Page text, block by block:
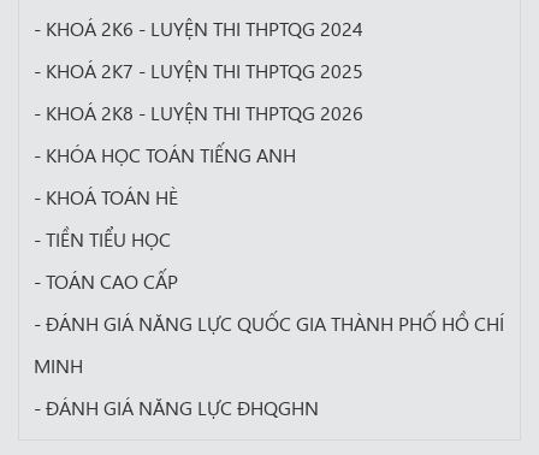
- KHOÁ 2K6 - LUYỆN THI THPTQG 2024
- KHOÁ 2K7 - LUYỆN THI THPTQG 2025
- KHOÁ 2K8 - LUYỆN THI THPTQG 2026
- KHÓA HỌC TOÁN TIẾNG ANH
- KHOÁ TOÁN HÈ
- TIỀN TIỂU HỌC
- TOÁN CAO CẤP
- ĐÁNH GIÁ NĂNG LỰC QUỐC GIA THÀNH PHỐ HỒ CHÍ
MINH
- ĐÁNH GIÁ NĂNG LỰC ĐHQGHN